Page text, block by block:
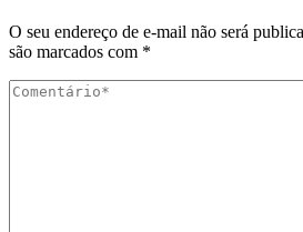
O seu endereço de e-mail não será
são marcados com *